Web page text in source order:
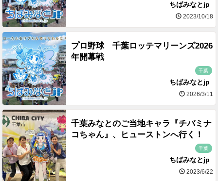
ちばみなとjp
2023/10/18
プロ野球 千葉ロッテマリーンズ2026
年開幕戦
千葉
ちばみなとjp
2026/3/11
千葉みなとのご当地キャラ『チバミナ
コちゃん』、ヒューストンへ行く！
千葉
ちばみなとjp
2023/6/22